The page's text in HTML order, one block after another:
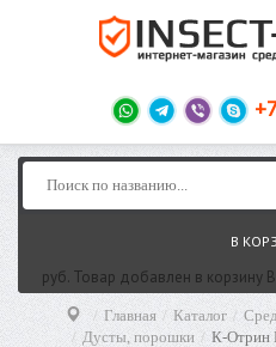
В
руб. Товар добавлен в корзину
Главная Каталог
Дусты, порошки
К-Отрин